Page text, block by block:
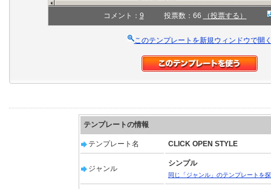
コメント： 9 投票数：66 （投票する）
このテンプレートを新規ウィンドウで開
テンプレートの情報
テンプレート名 CLICK OPEN STYLE
ジャンル
シンプル
同じ「ジャンル」のテンプレートを